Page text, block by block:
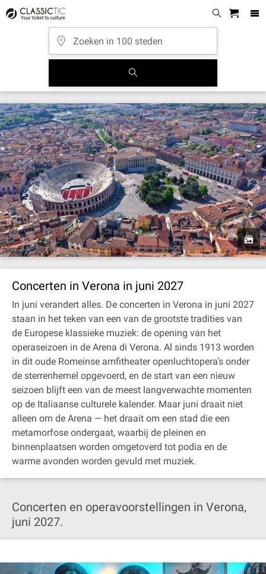
Concerten in Verona in juni 2027
In juni verandert alles. De concerten in Verona in juni 2027
staan in het teken van een van de grootste tradities van
de Europese klassieke muziek: de opening van het
operaseizoen in de Arena di Verona. Al sinds 1913 worden
in dit oude Romeinse amfitheater openluchtopera’s onder
de sterrenhemel opgevoerd, en de start van een nieuw
seizoen blijft een van de meest langverwachte momenten
op de Italiaanse culturele kalender. Maar juni draait niet
alleen om de Arena — het draait om een stad die een
metamorfose ondergaat, waarbij de pleinen en
binnenplaatsen worden omgetoverd tot podia en de
warme avonden worden gevuld met muziek.
Concerten en operavoorstellingen in Verona,
juni 2027.